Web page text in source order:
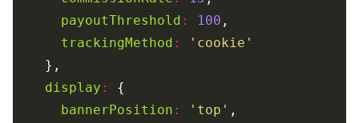
payoutThreshold : 100
trackingMethod :
'cookie'
display :
bannerPosition : 'top'